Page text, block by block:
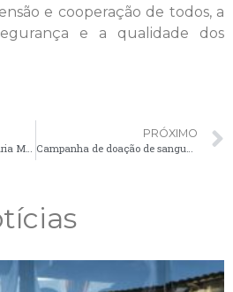
e cooperação de todos, a
e a qualidade dos
7ª Conferência Extraordinária Municipal da Cidade
PRÓXIMO
Campanha de doação de sangue em Palmeira